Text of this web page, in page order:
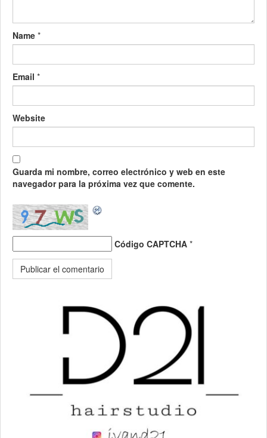
Name *
Email *
Website
Guarda mi nombre, correo electrónico y web en este
navegador para la próxima vez que comente.
Código CAPTCHA *